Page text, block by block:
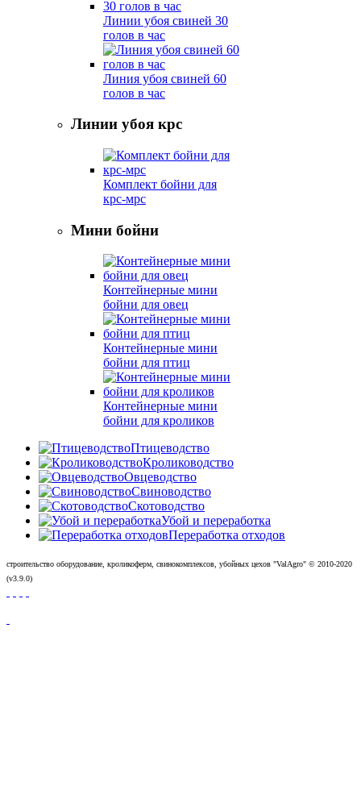
Линии убоя свиней 30
голов в час
Линия убоя свиней 60
голов в час
Линии убоя крс
Комплект бойни для
крс-мрс
Мини бойни
Контейнерные мини
бойни для овец
Контейнерные мини
бойни для птиц
Контейнерные мини
бойни для кроликов
Птицеводство
Кролиководство
Овцеводство
Свиноводство
Скотоводство
Убой и переработка
Переработка отходов
строительство оборудование, кроликоферм, свинокомплексов, убойных цехов "ValAgro" © 2010-2020
(v3.9.0)